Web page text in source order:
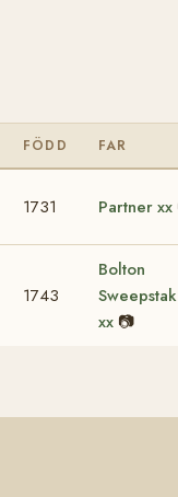
FÖDD FAR
1731 Partner xx
1743
Bolton
xx 📷